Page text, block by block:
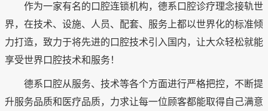
作为一家有名的口腔连锁机构，德系口腔诊疗理念接轨世
界，在技术、设施、人员、配套、服务上都以世界化的标准倾
力打造，致力于将先进的口腔技术引入国内，让大众轻松就能
享受世界口腔技术和服务！
德系口腔从服务、技术等各个方面进行严格把控，不断提
升服务品质和医疗品质，力求让每一位顾客都能取得自己满意